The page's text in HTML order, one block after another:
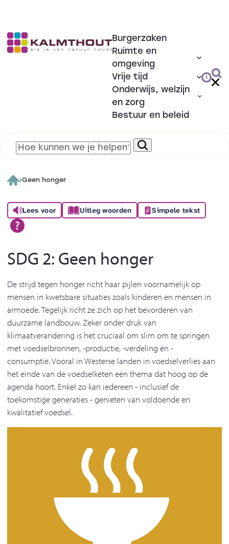
Burgerzaken
Ruimte en
omgeving
Vrije tijd
Onderwijs, welzijn
en zorg
Bestuur en beleid
Geen honger
Lees voor Uitleg woorden Simpele tekst
SDG 2: Geen honger
De strijd tegen honger richt haar pijlen voornamelijk op
mensen in kwetsbare situaties zoals kinderen en mensen in
armoede. Tegelijk richt ze zich op het bevorderen van
duurzame landbouw. Zeker onder druk van
klimaatverandering is het cruciaal om slim om te springen
met voedselbronnen, -productie, -verdeling én -
consumptie. Vooral in Westerse landen in voedselverlies aan
het einde van de voedselketen een thema dat hoog op de
agenda hoort. Enkel zo kan iedereen - inclusief de
toekomstige generaties - genieten van voldoende en
kwalitatief voedsel.